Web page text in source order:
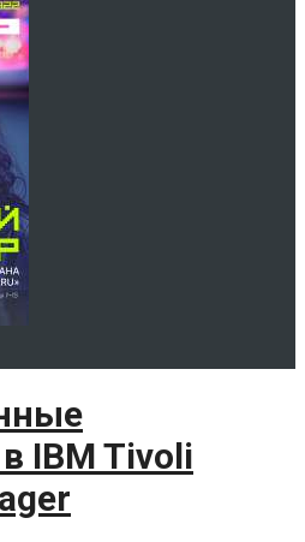
IBM Tivoli